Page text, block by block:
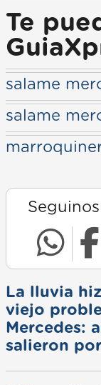
Te
salame
salame
La lluvia
viejo
Mercedes:
salieron